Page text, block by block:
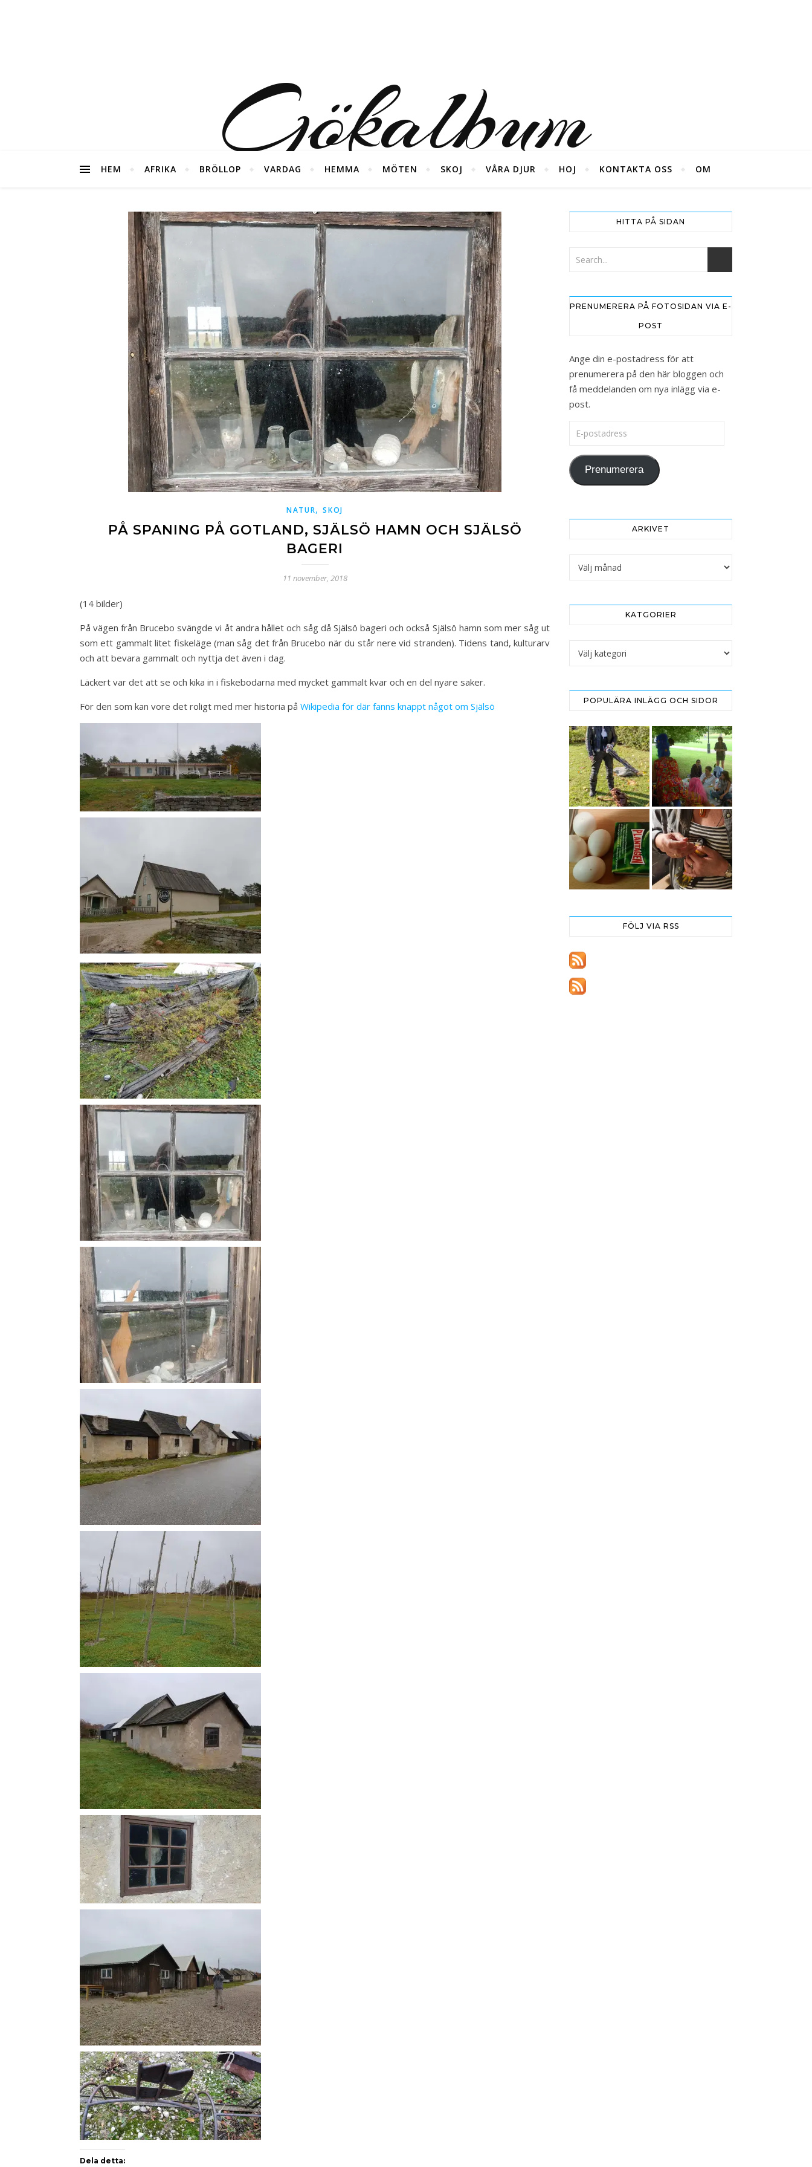
Gökalbum
foton från våra diverse äventyr ;)
HEM AFRIKA BRÖLLOP VARDAG HEMMA MÖTEN SKOJ VÅRA DJUR HOJ KONTAKTA OSS OM
NATUR,SKOJ
PÅ SPANING PÅ GOTLAND, SJÄLSÖ HAMN OCH SJÄLSÖ
BAGERI
11 november, 2018
(14 bilder)
På vägen från Brucebo svängde vi åt andra hållet och såg då Själsö bageri och också Själsö hamn som mer såg ut
som ett gammalt litet fiskeläge (man såg det från Brucebo när du står nere vid stranden). Tidens tand, kulturarv
och att bevara gammalt och nyttja det även i dag.
Läckert var det att se och kika in i fiskebodarna med mycket gammalt kvar och en del nyare saker.
För den som kan vore det roligt med mer historia på Wikipedia för där fanns knappt något om Själsö
Dela detta:
HITTA PÅ SIDAN
PRENUMERERA PÅ FOTOSIDAN VIA E-
POST
Ange din e-postadress för att
prenumerera på den här bloggen och
få meddelanden om nya inlägg via e-
post.
E-postadress
Prenumerera
ARKIVET
KATGORIER
POPULÄRA INLÄGG OCH SIDOR
FÖLJ VIA RSS